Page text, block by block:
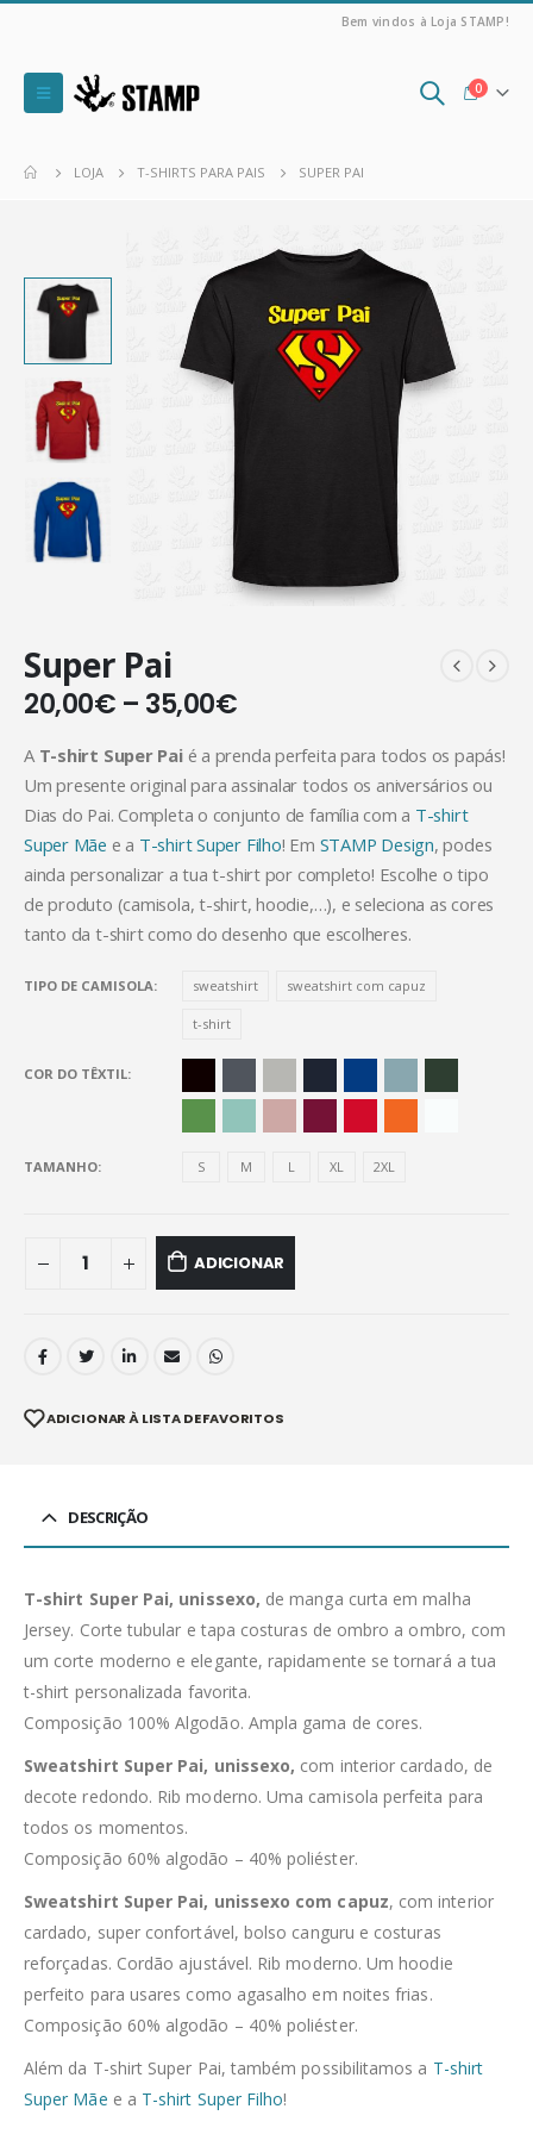
Bem vindos à Loja STAMP!
0
LOJA T-SHIRTS PARA PAIS SUPER PAI
Super Pai
20,00€ – 35,00€
A T-shirt Super Paié a prenda perfeita para todos os papás!
Um presente original para assinalar todos os aniversários ou
Dias do Pai. Completa o conjunto de família com a T-shirt
Super Mãe e a T-shirt Super Filho! Em STAMP Design, podes
ainda personalizar a tua t-shirt por completo! Escolhe o tipo
de produto (camisola, t-shirt, hoodie,…), e seleciona as cores
tanto da t-shirt como do desenho que escolheres.
TIPO DE CAMISOLA sweatshirt sweatshirt com capuz
t-shirt
COR DO TÊXTIL
TAMANHO S M L XL 2XL
ADICIONAR
ADICIONAR À LISTA DE FAVORITOS
DESCRIÇÃO
T-shirt Super Pai, unissexo, de manga curta em malha
Jersey. Corte tubular e tapa costuras de ombro a ombro, com
um corte moderno e elegante, rapidamente se tornará a tua
t-shirt personalizada favorita.
Composição 100% Algodão. Ampla gama de cores.
Sweatshirt Super Pai, unissexo, com interior cardado, de
decote redondo. Rib moderno. Uma camisola perfeita para
todos os momentos.
Composição 60% algodão – 40% poliéster.
Sweatshirt Super Pai, unissexo com capuz, com interior
cardado, super confortável, bolso canguru e costuras
reforçadas. Cordão ajustável. Rib moderno. Um hoodie
perfeito para usares como agasalho em noites frias.
Composição 60% algodão – 40% poliéster.
Além da T-shirt Super Pai, também possibilitamos a T-shirt
Super Mãe e a T-shirt Super Filho!